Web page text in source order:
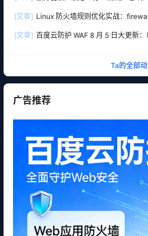
[文章] Linux 防火墙规则优化实战：
[文章] 百度云防护 WAF 8 月 5 日大更新
Ta的全部
广告推荐